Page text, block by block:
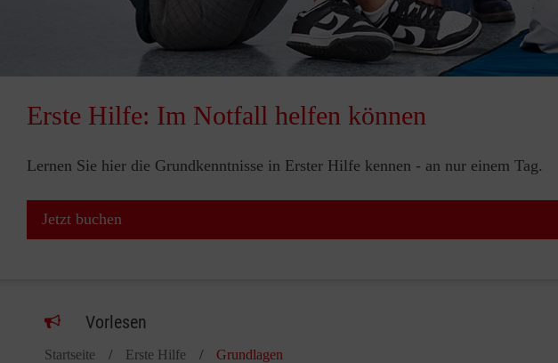
Erste Hilfe: Im Notfall helfen können
Lernen Sie hier die Grundkenntnisse in Erster Hilfe kennen - an nur einem Tag.
Jetzt buchen
Vorlesen
Startseite Erste Hilfe Grundlagen